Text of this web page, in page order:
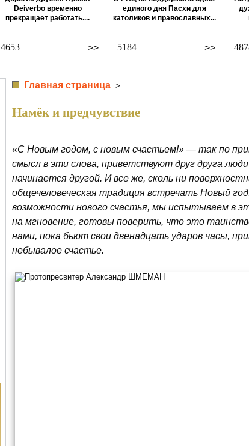
Deiverbo временно
прекращает работать....
>>
4653
единого дня Пасхи для
католиков и православных...
>>
5184
Главная страница >
Намёк и предчувствие
«С Новым годом, с новым счастьем!» — так по
смысл в эти слова, приветствуют друг друга
начинается другой. И все же, сколь ни
общечеловеческая традиция встречать Новый
возможности нового счастья, мы испытываем в
на мгновение, готовы поверить, что это
нами, пока бьют свои двенадцать ударов часы,
небывалое счастье.